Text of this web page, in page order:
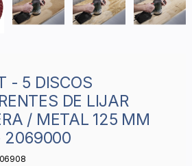
DE LIJAR
/ METAL 125 MM
2069000